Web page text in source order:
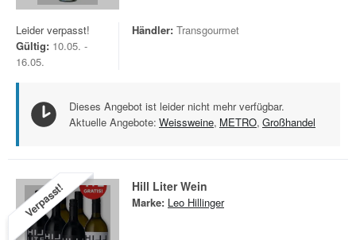
Leider verpasst!
Gültig: 10.05. -
16.05.
Händler: Transgourmet
Dieses Angebot ist leider nicht mehr verfügbar.
Aktuelle Angebote: Weissweine, METRO, Großhandel
Verpasst! Hill Liter Wein
Marke: Leo Hillinger